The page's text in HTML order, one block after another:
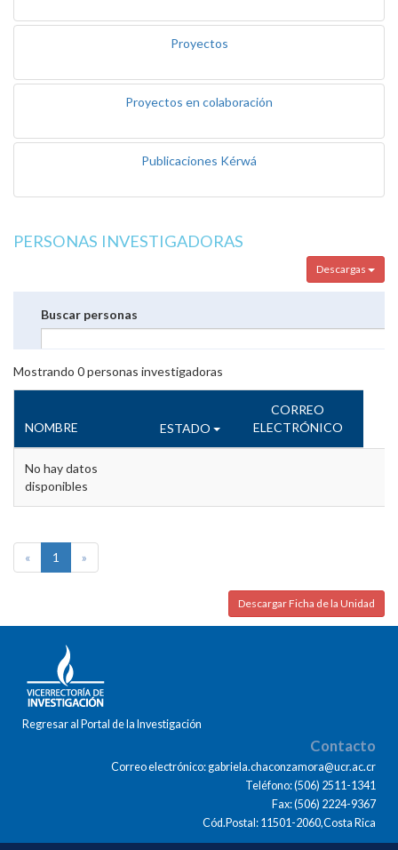
Proyectos
Proyectos en colaboración
Publicaciones Kérwá
PERSONAS INVESTIGADORAS
Descargas
Buscar personas
Mostrando 0personas investigadoras
NOMBRE ESTADO
CORREO
ELECTRÓNICO
No hay datos
disponibles
« 1 »
Descargar Ficha de la Unidad
Regresar al Portal de la Investigación
Contacto
Correo electrónico: gabriela.chaconzamora@ucr.ac.cr
Teléfono: (506) 2511-1341
Fax: (506) 2224-9367
Cód.Postal: 11501-2060,Costa Rica